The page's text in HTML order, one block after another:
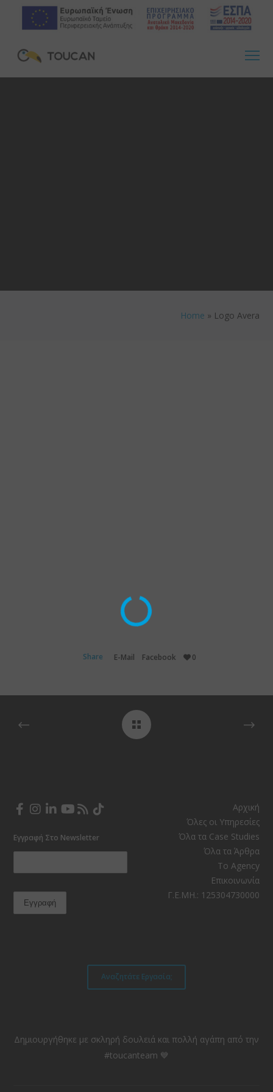
Home » Logo Avera
Share E-Mail Facebook 0
Εγγραφή Στο Newsletter
Αρχική
Όλες οι Υπηρεσίες
Όλα τα Case Studies
Όλα τα Άρθρα
Το Agency
Επικοινωνία
Γ.Ε.ΜΗ.: 125304730000
Αναζητάτε Εργασία;
Δημιουργήθηκε με σκληρή δουλειά και πολλή αγάπη από την
#toucanteam 💙